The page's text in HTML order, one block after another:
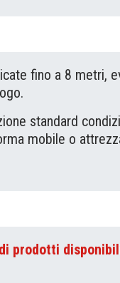
fino a 8 metri,
standard
mobile o
prodotti